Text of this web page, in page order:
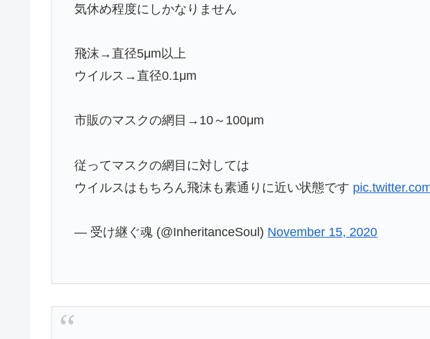
気休め程度にしかなりません
飛沫→直径5μm以上
ウイルス→直径0.1μm
市販のマスクの網目→10～100μm
従ってマスクの網目に対しては
ウイルスはもちろん飛沫も素通りに近い状態です
— 受け継ぐ魂 (@InheritanceSoul) November 15, 2020